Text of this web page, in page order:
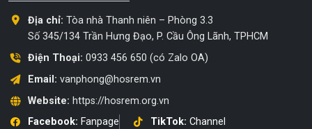
Địa chỉ: Tòa nhà Thanh niên – Phòng 3.3
Số 345/134 Trần Hưng Đạo, P. Cầu Ông Lãnh, TPHCM
Điện Thoại: 0933 456 650 (có Zalo OA)
Email: vanphong@hosrem.vn
Website: https://hosrem.org.vn
Facebook: Fanpage TikTok: Channel